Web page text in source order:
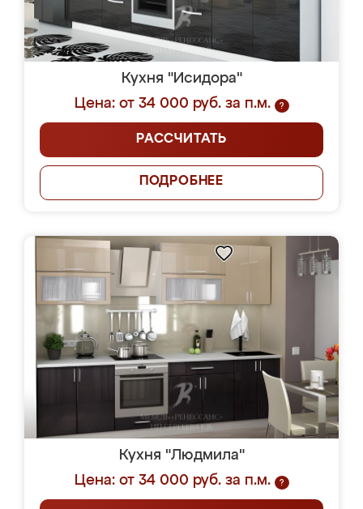
Кухня "Исидора"
Цена: от 34 000 руб. за п.м.
?
РАССЧИТАТЬ
ПОДРОБНЕЕ
Кухня "Людмила"
Цена: от 34 000 руб. за п.м.
?